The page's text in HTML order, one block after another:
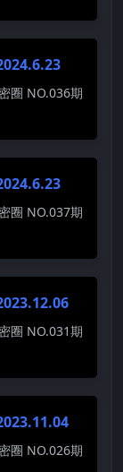
圈 NO.036期
圈 NO.037期
圈 NO.031期
圈 NO.026期